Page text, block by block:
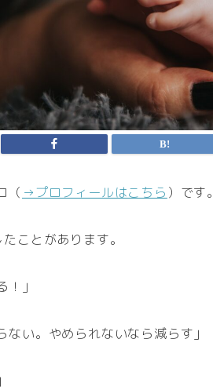
（ →プロフィールはこちら ）です。
ことがあります。
！」
ない。やめられないなら減らす」